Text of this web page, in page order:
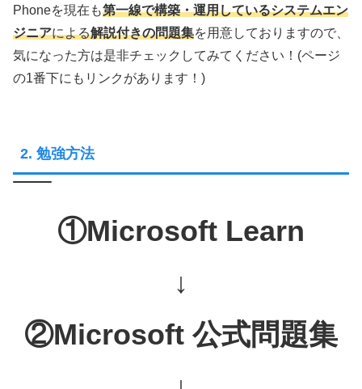
Phoneを現在も第一線で構築・運用しているシステムエン
ジニアによる解説付きの問題集を用意しておりますので、
気になった方は是非チェックしてみてください！(ページ
の1番下にもリンクがあります！)
2. 勉強方法
①Microsoft Learn
↓
②Microsoft 公式問題集